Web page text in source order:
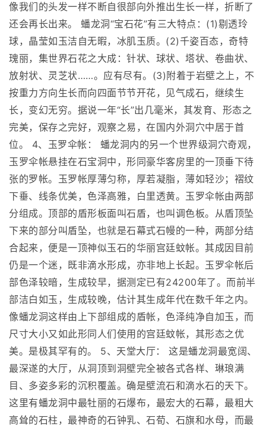
像我们的头发一样不断自很部向外推出生长一样，折断了
还会再长出来。 蟠龙洞“宝石花”有三大特点：(1)剔透玲
球，晶莹如玉洁自无暇，冰肌玉质。(2)千姿百态，奇特
瑰丽，集世界石花之大成：针状、球状、塔状、卷曲状、
放射状、灵芝状……。应有尽有。(3)附着于岩壁之上，不
按重力方向生长而向四面节节开花，见气成石，继续生
长，变幻无穷。据说一年“长”出几毫米，其发育、形态之
完美，保存之完好，观察之易，在国内外洞穴中居于首
位。 4、玉罗伞帐： 蟠龙洞内的另一个世界级洞穴奇观，
玉罗伞帐悬挂在石宝洞中，形同豪华客房里的一顶垂下待
张的罗帐。玉罗帐厚薄匀称，厚若凝脂，薄如轻沙；褶纹
下垂、线条优美，色泽高雅，白里透黄。玉罗伞帐由两部
分组成。顶部的盾形板面叫石盾，也叫调色板。从盾顶坠
下来的部分叫盾坠，也就是石幕式石幔的一种，两部分结
合起来，便是一顶神似玉石的华丽宫廷蚊帐。其成因目前
仍是一个迷，既非滴水形成，亦非地上长起。玉罗伞帐后
部色泽较暗，生成较早，据测定已有24200年了。而前半
部洁白如玉，生成较晚，估计其生成年代在数千年之内。
像蟠龙洞这样由上下部组成的盾帐，色泽纯净自加玉，而
尺寸大小又如此形同人们使用的宫廷蚊帐，其形态之优
美。是极其罕有的。 5、天堂大厅： 这是蟠龙洞最宽阔、
最深遂的大厅，从洞顶到洞壁完全被各式各样、琳琅满
目、多姿多彩的沉积覆盖。确是壁流石和滴水石的天下。
这里有蟠龙洞中最牡丽的石爆布，最宏大的石幕，最粗大
高耸的石柱，最神奇的石钟乳、石荀、石旗和水母，而最